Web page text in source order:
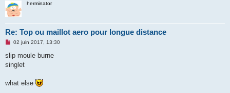
herminator
Re: Top ou maillot aero pour longue distance
M
s
s
a
n
02 juin 2017, 13:30
slip moule burne
singlet
what else